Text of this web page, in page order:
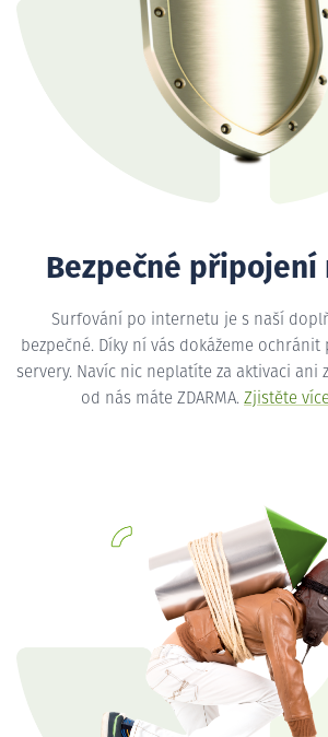
Bezpečné připojení
Surfování po internetu je s naší
bezpečné. Díky ní vás dokážeme
servery. Navíc nic neplatíte za aktivaci ani
od nás máte ZDARMA. Zjistěte